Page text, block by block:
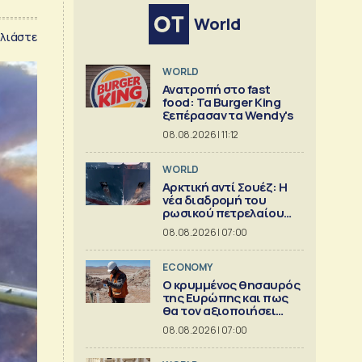
World
WORLD
Ανατροπή στο fast
food: Τα Burger King
ξεπέρασαν τα Wendy's
08.08.2026 | 11:12
WORLD
Αρκτική αντί Σουέζ: Η
νέα διαδρομή του
ρωσικού πετρελαίου
[Γράφημα]
08.08.2026 | 07:00
ECONOMY
Ο κρυμμένος θησαυρός
της Ευρώπης και πως
θα τον αξιοποιήσει
[γράφημα]
08.08.2026 | 07:00